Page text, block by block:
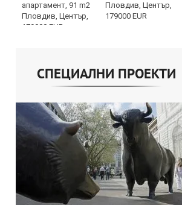
Пловдив, Център,
179000 EUR
СПЕЦИАЛНИ ПРОЕКТИ